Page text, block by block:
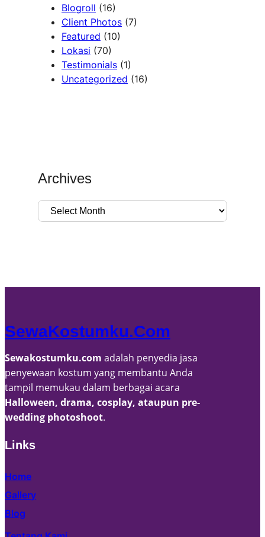
Blogroll (16)
Client Photos (7)
Featured (10)
Lokasi (70)
Testimonials (1)
Uncategorized (16)
Archives
A
r
SewaKostumku.com
Sewakostumku.com adalah penyedia jasa
penyewaan kostum yang membantu Anda
tampil memukau dalam berbagai acara
Halloween, drama, cosplay, ataupun pre-
wedding photoshoot.
Links
Home
Gallery
Blog